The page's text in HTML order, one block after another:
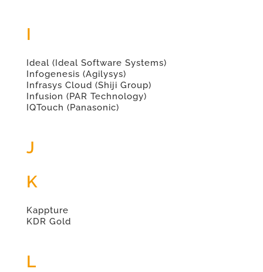
I
Ideal (Ideal Software Systems)
Infogenesis (Agilysys)
Infrasys Cloud (Shiji Group)
Infusion (PAR Technology)
IQTouch (Panasonic)
J
K
Kappture
KDR Gold
L